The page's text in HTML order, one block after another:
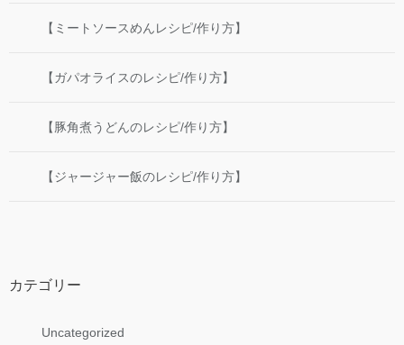
【ミートソースめんレシピ/作り方】
【ガパオライスのレシピ/作り方】
【豚角煮うどんのレシピ/作り方】
【ジャージャー飯のレシピ/作り方】
カテゴリー
Uncategorized